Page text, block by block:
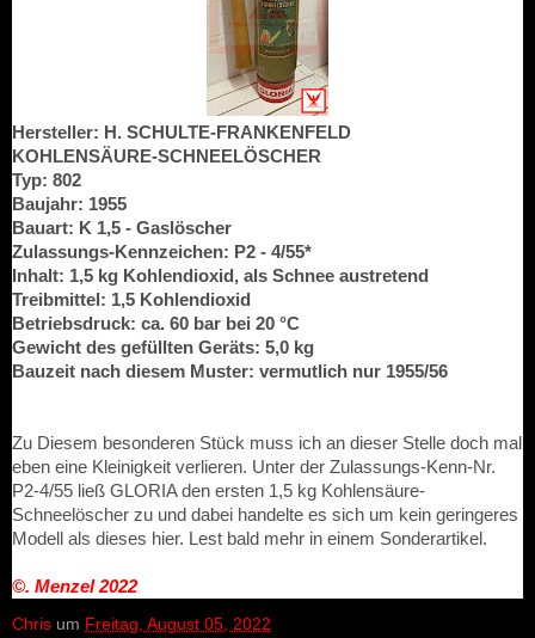
Hersteller: H. SCHULTE-FRANKENFELD
KOHLENSÄURE-SCHNEELÖSCHER
Typ: 802
Baujahr: 1955
Bauart: K 1,5 - Gaslöscher
Zulassungs-Kennzeichen: P2 - 4/55*
Inhalt: 1,5 kg Kohlendioxid, als Schnee austretend
Treibmittel: 1,5 Kohlendioxid
Betriebsdruck: ca. 60 bar bei 20 °C
Gewicht des gefüllten Geräts: 5,0 kg
Bauzeit nach diesem Muster: vermutlich nur 1955/56
Zu Diesem besonderen Stück muss ich an dieser Stelle doch mal
eben eine Kleinigkeit verlieren. Unter der Zulassungs-Kenn-Nr.
P2-4/55 ließ GLORIA den ersten 1,5 kg Kohlensäure-
Schneelöscher zu und dabei handelte es sich um kein geringeres
Modell als dieses hier. Lest bald mehr in einem Sonderartikel.
©. Menzel2022
Chris um Freitag, August 05, 2022